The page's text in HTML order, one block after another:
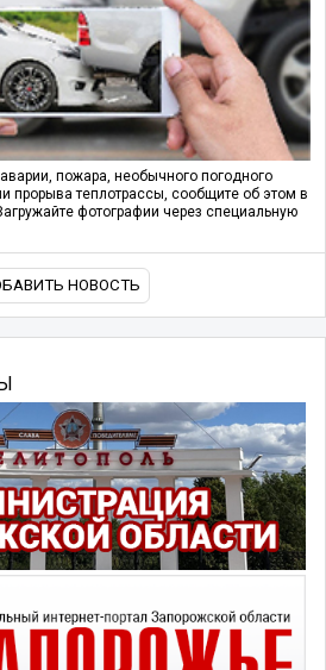
пожара, необычного погодного
прорыва теплотрассы, сообщите об этом в
фотографии через специальную
НОВОСТЬ